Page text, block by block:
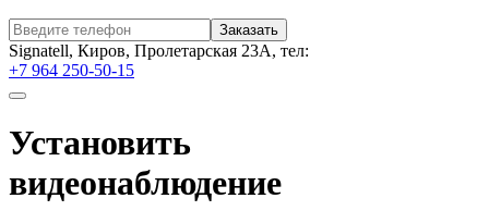
Signatell, Киров, Пролетарская 23А, тел:
+7 964 250-50-15
Установить
видеонаблюдение